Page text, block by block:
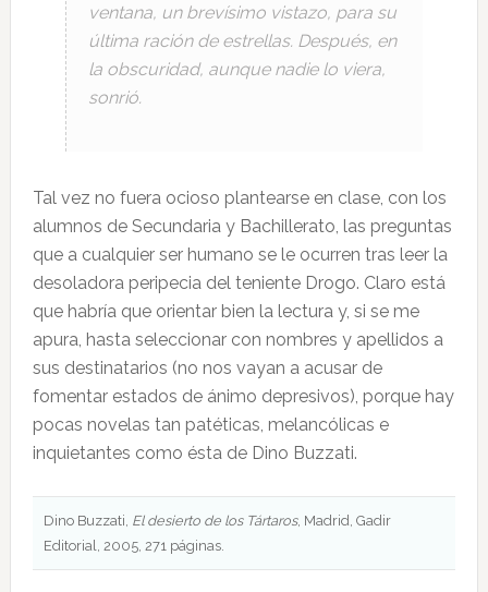
ventana, un brevísimo vistazo, para su
última ración de estrellas. Después, en
la obscuridad, aunque nadie lo viera,
sonrió.
Tal vez no fuera ocioso plantearse en clase, con los
alumnos de Secundaria y Bachillerato, las preguntas
que a cualquier ser humano se le ocurren tras leer la
desoladora peripecia del teniente Drogo. Claro está
que habría que orientar bien la lectura y, si se me
apura, hasta seleccionar con nombres y apellidos a
sus destinatarios (no nos vayan a acusar de
fomentar estados de ánimo depresivos), porque hay
pocas novelas tan patéticas, melancólicas e
inquietantes como ésta de Dino Buzzati.
Dino Buzzati, El desierto de los Tártaros, Madrid, Gadir
Editorial, 2005, 271 páginas.